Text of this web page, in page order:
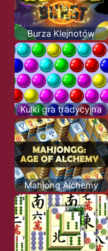
Burza Klejnotów
Kulki gra tradycyjna
Mahjong Alchemy